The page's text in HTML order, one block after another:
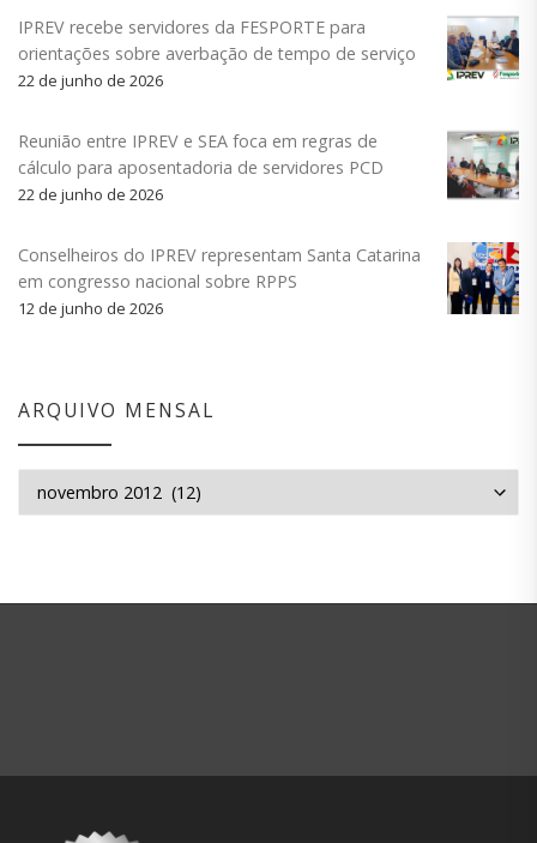
IPREV recebe servidores da FESPORTE para
orientações sobre averbação de tempo de serviço
22 de junho de 2026
Reunião entre IPREV e SEA foca em regras de
cálculo para aposentadoria de servidores PCD
22 de junho de 2026
Conselheiros do IPREV representam Santa Catarina
em congresso nacional sobre RPPS
12 de junho de 2026
ARQUIVO MENSAL